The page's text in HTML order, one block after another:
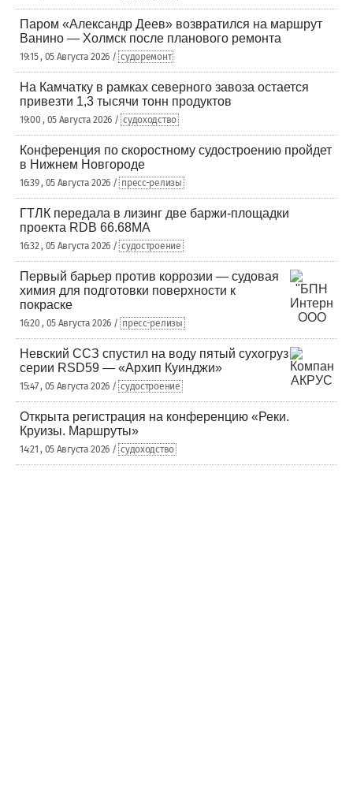
Паром «Александр Деев» возвратился на маршрут
Ванино — Холмск после планового ремонта
19:15 , 05 Августа 2026 / судоремонт
На Камчатку в рамках северного завоза остается
привезти 1,3 тысячи тонн продуктов
19:00 , 05 Августа 2026 / судоходство
Конференция по скоростному судостроению пройдет
в Нижнем Новгороде
16:39 , 05 Августа 2026 / пресс-релизы
ГТЛК передала в лизинг две баржи-площадки
проекта RDB 66.68МА
16:32 , 05 Августа 2026 / судостроение
Первый барьер против коррозии — судовая
химия для подготовки поверхности к
покраске
16:20 , 05 Августа 2026 / пресс-релизы
Невский ССЗ спустил на воду пятый сухогруз
серии RSD59 — «Архип Куинджи»
15:47 , 05 Августа 2026 / судостроение
Открыта регистрация на конференцию «Реки.
Круизы. Маршруты»
14:21 , 05 Августа 2026 / судоходство